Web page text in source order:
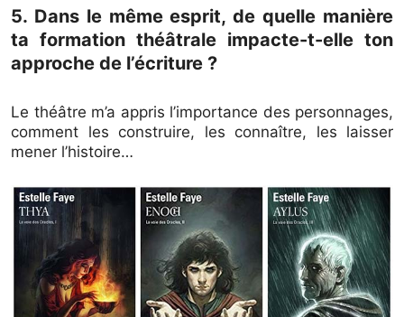
5. Dans le même esprit, de quelle manière
ta formation théâtrale impacte-t-elle ton
approche de l’écriture ?
Le théâtre m’a appris l’importance des personnages,
comment les construire, les connaître, les laisser
mener l’histoire…